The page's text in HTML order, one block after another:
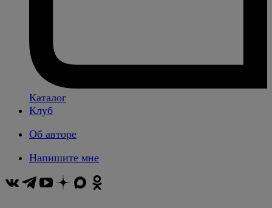
Каталог
Клуб
Об авторе
Напишите мне